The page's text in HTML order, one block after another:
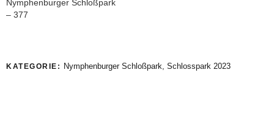
Nymphenburger Schloßpark
– 377
KATEGORIE: Nymphenburger Schloßpark, Schlosspark 2023